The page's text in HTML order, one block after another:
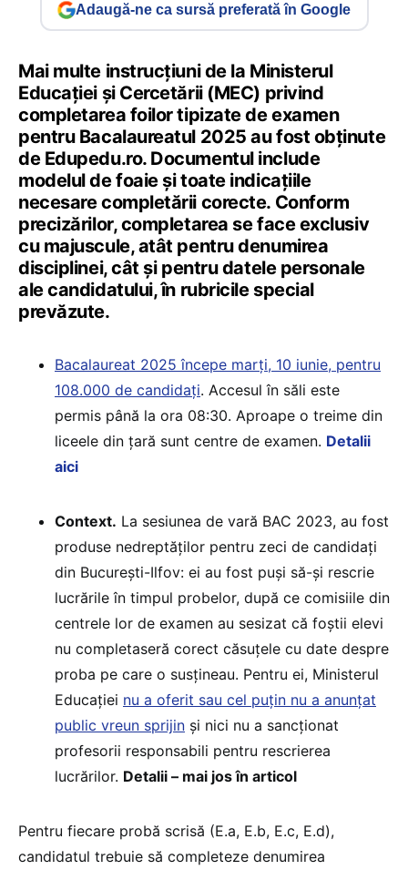
Adaugă-ne ca sursă preferată în Google
Mai multe instrucțiuni de la Ministerul
Educației și Cercetării (MEC) privind
completarea foilor tipizate de examen
pentru Bacalaureatul 2025 au fost obținute
de Edupedu.ro. Documentul include
modelul de foaie și toate indicațiile
necesare completării corecte. Conform
precizărilor, completarea se face exclusiv
cu majuscule, atât pentru denumirea
disciplinei, cât și pentru datele personale
ale candidatului, în rubricile special
prevăzute.
Bacalaureat 2025 începe marți, 10 iunie, pentru
108.000 de candidați. Accesul în săli este
permis până la ora 08:30. Aproape o treime din
liceele din țară sunt centre de examen. Detalii
aici
Context. La sesiunea de vară BAC 2023, au fost
produse nedreptăților pentru zeci de candidați
din București-Ilfov: ei au fost puși să-și rescrie
lucrările în timpul probelor, după ce comisiile din
centrele lor de examen au sesizat că foștii elevi
nu completaseră corect căsuțele cu date despre
proba pe care o susțineau. Pentru ei, Ministerul
Educației nu a oferit sau cel puțin nu a anunțat
public vreun sprijin și nici nu a sancționat
profesorii responsabili pentru rescrierea
lucrărilor. Detalii – mai jos în articol
Pentru fiecare probă scrisă (E.a, E.b, E.c, E.d),
candidatul trebuie să completeze denumirea